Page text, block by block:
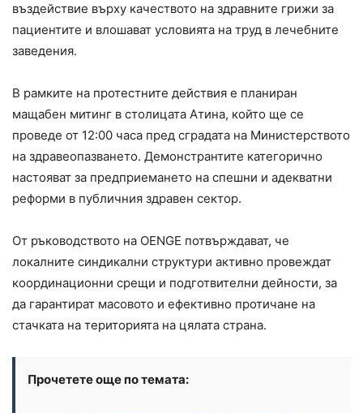
въздействие върху качеството на здравните грижи за
пациентите и влошават условията на труд в лечебните
заведения.
В рамките на протестните действия е планиран
мащабен митинг в столицата Атина, който ще се
проведе от 12:00 часа пред сградата на Министерството
на здравеопазването. Демонстрантите категорично
настояват за предприемането на спешни и адекватни
реформи в публичния здравен сектор.
От ръководството на OENGE потвърждават, че
локалните синдикални структури активно провеждат
координационни срещи и подготвителни дейности, за
да гарантират масовото и ефективно протичане на
стачката на територията на цялата страна.
Прочетете още по темата: